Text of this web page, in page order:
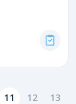
11 12
13